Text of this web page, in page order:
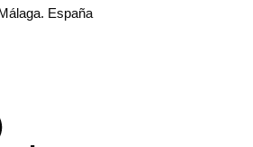
España